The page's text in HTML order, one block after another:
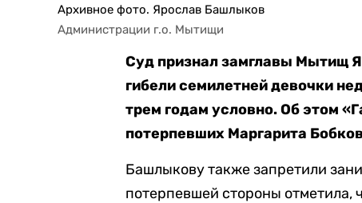
Архивное фото. Ярослав Башлыков
Администрации г.о. Мытищи
Суд признал замглавы Мытищ
гибели семилетней девочки
трем годам условно. Об этом
потерпевших Маргарита
Башлыкову также запретили
потерпевшей стороны отметила,